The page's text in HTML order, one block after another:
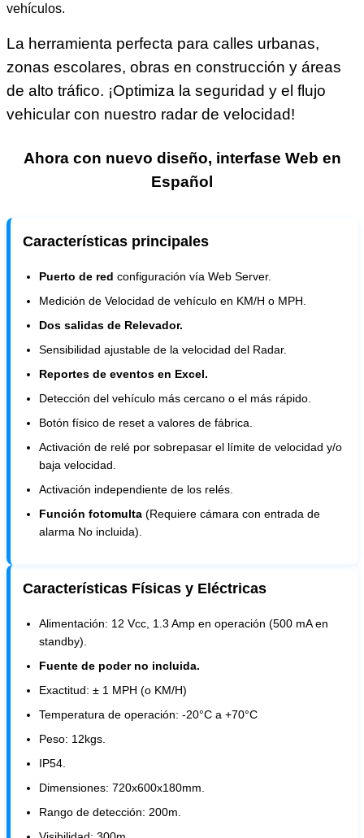
vehículos.
La herramienta perfecta para calles urbanas,
zonas escolares, obras en construcción y áreas
de alto tráfico. ¡Optimiza la seguridad y el flujo
vehicular con nuestro radar de velocidad!
Ahora con nuevo diseño, interfase Web en
Español
Características principales
Puerto de red configuración vía Web Server.
Medición de Velocidad de vehículo en KM/H o MPH.
Dos salidas de Relevador.
Sensibilidad ajustable de la velocidad del Radar.
Reportes de eventos en Excel.
Detección del vehículo más cercano o el más rápido.
Botón físico de reset a valores de fábrica.
Activación de relé por sobrepasar el límite de velocidad y/o
baja velocidad.
Activación independiente de los relés.
Función fotomulta (Requiere cámara con entrada de
alarma No incluida).
Características Físicas y Eléctricas
Alimentación: 12 Vcc, 1.3 Amp en operación (500 mA en
standby).
Fuente de poder no incluida.
Exactitud: ± 1 MPH (o KM/H)
Temperatura de operación: -20°C a +70°C
Peso: 12kgs.
IP54.
Dimensiones: 720x600x180mm.
Rango de detección: 200m.